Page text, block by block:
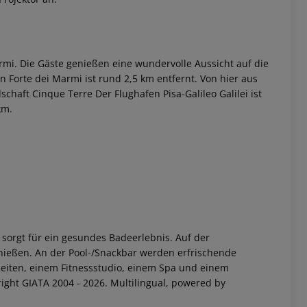
Die Gäste genießen eine wundervolle Aussicht auf die
Forte dei Marmi ist rund 2,5 km entfernt. Von hier aus
Cinque Terre Der Flughafen Pisa-Galileo Galilei ist
für ein gesundes Badeerlebnis. Auf der
An der Pool-/Snackbar werden erfrischende
einem Fitnessstudio, einem Spa und einem
GIATA 2004 - 2026. Multilingual, powered by